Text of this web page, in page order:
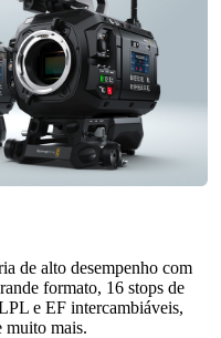
de alto desempenho com
formato, 16 stops de
e EF intercambiáveis,
muito mais.